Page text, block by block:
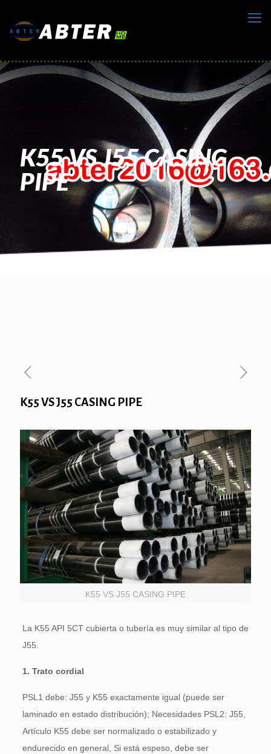
K55 VS J55 CASING
PIPE
K55 VS J55 CASING PIPE
K55 VS J55 CASING PIPE
La K55 API 5CT cubierta o tubería es muy similar al tipo de
J55.
1. Trato cordial
PSL1 debe: J55 y K55 exactamente igual (puede ser
laminado en estado distribución); Necesidades PSL2: J55,
Artículo K55 debe ser normalizado o estabilizado y
endurecido en general, Si está espeso, debe ser